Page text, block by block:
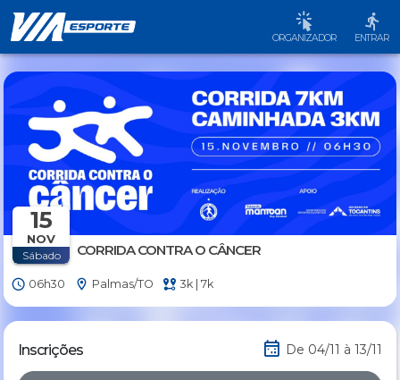
ORGANIZADOR ENTRAR
15
NOV
Sábado CORRIDA CONTRA O CÂNCER
06h30 Palmas/TO 3k | 7k
Inscrições De 04/11 à 13/11